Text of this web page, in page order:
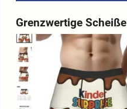
Grenzwertige Scheiße